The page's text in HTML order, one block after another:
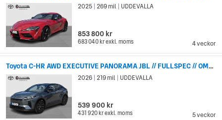
4 veckor
2025 269 mil UDDEVALLA
853 800 kr
683 040 krexkl. moms
Toyota C-HR AWD EXECUTIVE PANORAMA JBL // FULLSPEC // OMG LEV!
5 veckor
2026 219 mil UDDEVALLA
539 900 kr
431 920 krexkl. moms